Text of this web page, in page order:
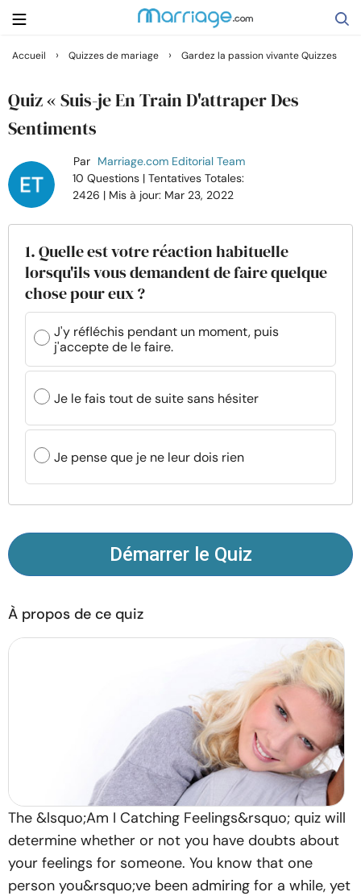
Relations
Aide
Cours
Ressources
Communauté
Trouver un thérapeute
Langue
À propos de nous Contact Écrivez pour nous
Publicité avec
© Copyright 2026. Tous droits réservés.
Accueil › Quizzes de mariage › Gardez la passion vivante Quizzes
Quiz « Suis-je En Train D'attraper Des
Sentiments
Par Marriage.com Editorial Team
10 Questions | Tentatives Totales:
2426 | Mis à jour: Mar 23, 2022
1. Quelle est votre réaction habituelle
lorsqu'ils vous demandent de faire quelque
chose pour eux ?
J'y réfléchis pendant un moment, puis
j'accepte de le faire.
Je le fais tout de suite sans hésiter
Je pense que je ne leur dois rien
Démarrer le Quiz
À propos de ce quiz
The &lsquo;Am I Catching Feelings&rsquo; quiz will
determine whether or not you have doubts about
your feelings for someone. You know that one
person you&rsquo;ve been admiring for a while, yet